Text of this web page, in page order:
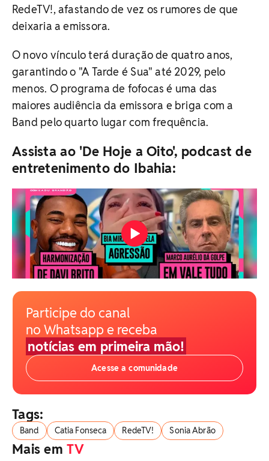
RedeTV!, afastando de vez os rumores de que
deixaria a emissora.
O novo vínculo terá duração de quatro anos,
garantindo o "A Tarde é Sua" até 2029, pelo
menos. O programa de fofocas é uma das
maiores audiência da emissora e briga com a
Band pelo quarto lugar com frequência.
Assista ao 'De Hoje a Oito', podcast de
entretenimento do Ibahia:
Participe do canal
no Whatsapp e receba
notícias em primeira mão!
Acesse a comunidade
Tags:
Band Catia Fonseca RedeTV! Sonia Abrão
Mais emTV